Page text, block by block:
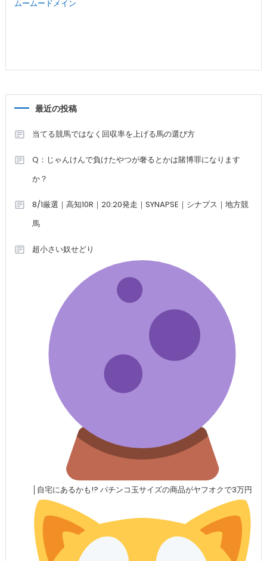
ムームードメイン
最近の投稿
当てる競馬ではなく回収率を上げる馬の選び方
Q：じゃんけんで負けたやつが奢るとかは賭博罪になります
か？
8/1厳選｜高知10R｜20:20発走｜SYNAPSE｜シナプス｜地方競
馬
超小さい奴せどり
│自宅にあるかも!? パチンコ玉サイズの商品がヤフオクで3万円